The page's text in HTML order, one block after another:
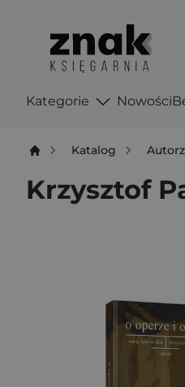
Kategorie Nowości
Katalog
Krzysztof